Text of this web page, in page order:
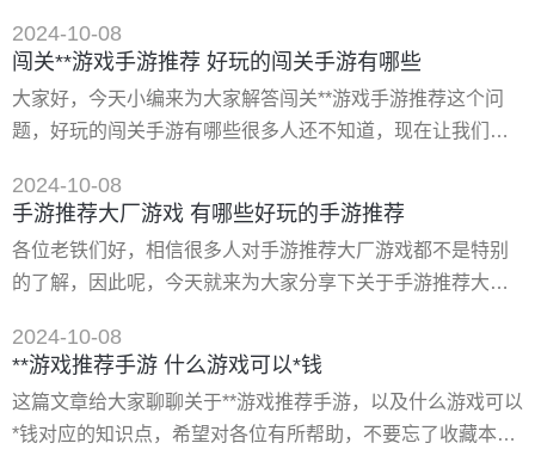
母哪个好 艾玛舰船好。 1、艾玛的船都是金灿灿亮闪闪的，
找不到任何缺点的外观。 2、使用的武器为激光，部分船只
拥有无人机加成，无人机操作技术，师承盖**联邦。 3、激光
拥有较远的射程，能对敌方护盾造成很可观的伤害。 4、灾
2024-10-08
闯关**游戏手游推荐 好玩的闯关手游有哪些
大家好，今天小编来为大家解答闯关**游戏手游推荐这个问
题，好玩的闯关手游有哪些很多人还不知道，现在让我们一
大热横板闯关手游的第三部，游戏延续了系列一贯的暗黑水
墨画风，动作打击音效强烈，技能种类不多但可操*高。跟随
游戏关卡深入，玩家将继续探寻武林的黑暗真相。 2、《小
小军团2》 由原班人马制作的策略类闯关手游，游戏保留了
2024-10-08
手游推荐大厂游戏 有哪些好玩的手游推荐
各位老铁们好，相信很多人对手游推荐大厂游戏都不是特别
的了解，因此呢，今天就来为大家分享下关于手游推荐大厂
大家，解决大家的一些困惑，下面一起来看看吧！ 一、有哪
些好玩的手游推荐 十大***好玩的游戏如下： 1、《幻塔》 **
游戏大厂制作的3d动作角色扮演手游，游戏拥有广袤的场景
可供自由探秘，战斗动作设计流畅，打击感十足
2024-10-08
**游戏推荐手游 什么游戏可以*钱
这篇文章给大家聊聊关于**游戏推荐手游，以及什么游戏可以
*钱对应的知识点，希望对各位有所帮助，不要忘了收藏本站